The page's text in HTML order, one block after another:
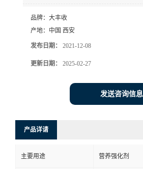
品牌： 大丰收
产地： 中国 西安
发布日期： 2021-12-08
更新日期： 2025-02-27
发送咨询信息
产品详请
主要用途 营养强化剂